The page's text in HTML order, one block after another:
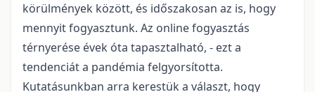
körülmények között, és időszakosan az is, hogy
mennyit fogyasztunk. Az online fogyasztás
térnyerése évek óta tapasztalható, - ezt a
tendenciát a pandémia felgyorsította.
Kutatásunkban arra kerestük a választ, hogy